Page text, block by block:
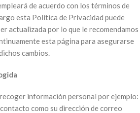
de acuerdo con los términos de
esta Política de Privacidad puede
actualizada por lo que le recomendamos
esta página para asegurarse
cambios.
información personal por ejemplo:
como su dirección de correo